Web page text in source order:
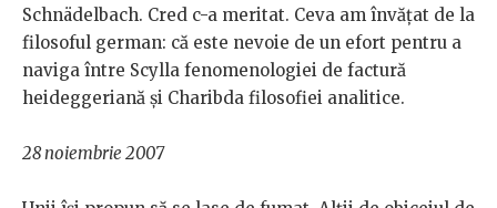
Schnädelbach. Cred c-a meritat. Ceva am învățat de la
filosoful german: că este nevoie de un efort pentru a
naviga între Scylla fenomenologiei de factură
heideggeriană și Charibda filosofiei analitice.
28 noiembrie 2007